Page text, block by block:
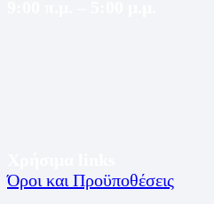
Όροι και Προϋποθέσεις